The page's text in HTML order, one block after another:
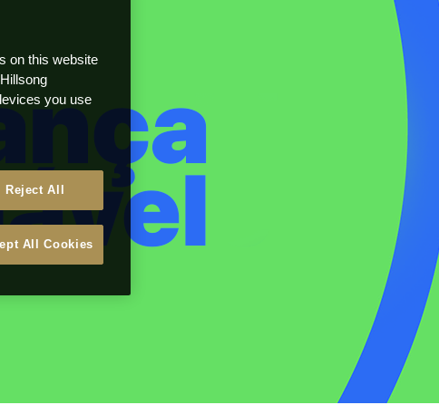
on this website
you use
Reject All
All Cookies